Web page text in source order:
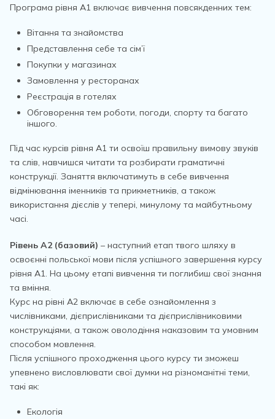
Програма рівня А1 включає вивчення повсякденних тем:
Вітання та знайомства
Представлення себе та сім’ї
Покупки у магазинах
Замовлення у ресторанах
Реєстрація в готелях
Обговорення тем роботи, погоди, спорту та багато
іншого.
Під час курсів рівня А1 ти освоїш правильну вимову звуків
та слів, навчишся читати та розбирати граматичні
конструкції. Заняття включатимуть в себе вивчення
відмінювання іменників та прикметників, а також
використання дієслів у тепері, минулому та майбутньому
часі.
Рівень А2 (базовий) – наступний етап твого шляху в
освоєнні польської мови після успішного завершення курсу
рівня А1. На цьому етапі вивчення ти поглибиш свої знання
та вміння.
Курс на рівні А2 включає в себе ознайомлення з
числівниками, дієприслівниками та дієприслівниковими
конструкціями, а також оволодіння наказовим та умовним
способом мовлення.
Після успішного проходження цього курсу ти зможеш
упевнено висловлювати свої думки на різноманітні теми,
такі як:
Екологія